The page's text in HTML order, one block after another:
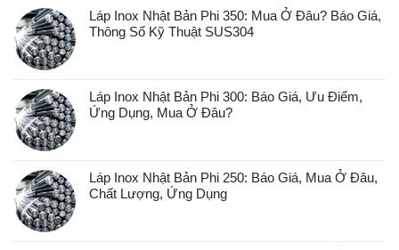
Láp Inox Nhật Bản Phi 350: Mua Ở Đâu? Báo Giá,
Thông Số Kỹ Thuật SUS304
Láp Inox Nhật Bản Phi 300: Báo Giá, Ưu Điểm,
Ứng Dụng, Mua Ở Đâu?
Láp Inox Nhật Bản Phi 250: Báo Giá, Mua Ở Đâu,
Chất Lượng, Ứng Dụng